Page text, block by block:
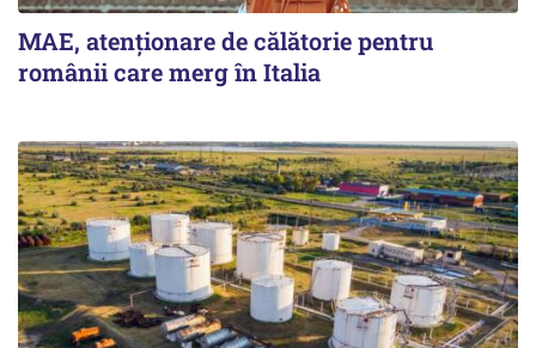
MAE, atenționare de călătorie pentru
românii care merg în Italia